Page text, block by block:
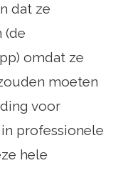
dat ze
(de
omdat ze
moeten
voor
professionele
hele